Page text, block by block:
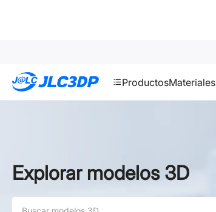
ProductosMateriales
Explorar modelos 3D